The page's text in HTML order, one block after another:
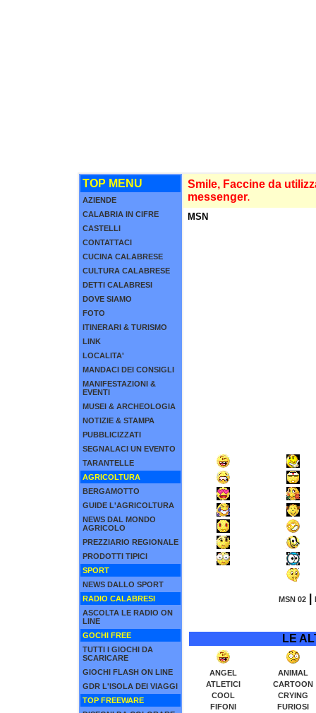
TOP MENU
AZIENDE
CALABRIA IN CIFRE
CASTELLI
CONTATTACI
CUCINA CALABRESE
CULTURA CALABRESE
DETTI CALABRESI
DOVE SIAMO
FOTO
ITINERARI & TURISMO
LINK
LOCALITA'
MANDACI DEI CONSIGLI
MANIFESTAZIONI &
EVENTI
MUSEI & ARCHEOLOGIA
NOTIZIE & STAMPA
PUBBLICIZZATI
SEGNALACI UN EVENTO
TARANTELLE
AGRICOLTURA
BERGAMOTTO
GUIDE L'AGRICOLTURA
NEWS DAL MONDO
AGRICOLO
PREZZIARIO REGIONALE
PRODOTTI TIPICI
SPORT
NEWS DALLO SPORT
RADIO CALABRESI
ASCOLTA LE RADIO ON
LINE
GOCHI FREE
TUTTI I GIOCHI DA
SCARICARE
GIOCHI FLASH ON LINE
GDR L'ISOLA DEI VIAGGI
TOP FREEWARE
Smile, Faccine da
messenger.
MSN
MSN 02
LE
ANGEL
ANIMAL
ATLETICI
CARTOON
COOL
CRYING
FIFONI
FURIOSI